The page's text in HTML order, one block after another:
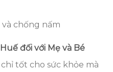
chống nấm
đối với Mẹ và Bé
tốt cho sức khỏe mà